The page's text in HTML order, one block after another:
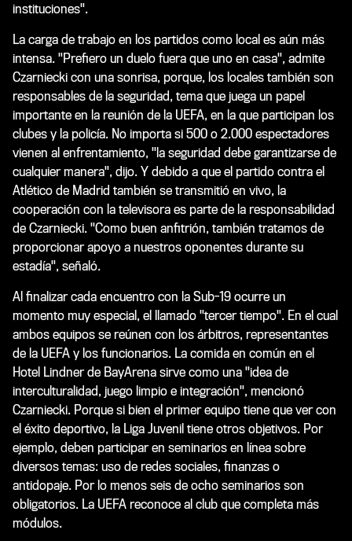
instituciones".
La carga de trabajo en los partidos como local es aún más
intensa. "Prefiero un duelo fuera que uno en casa", admite
Czarniecki con una sonrisa, porque, los locales también son
responsables de la seguridad, tema que juega un papel
importante en la reunión de la UEFA, en la que participan los
clubes y la policía. No importa si 500 o 2.000 espectadores
vienen al enfrentamiento, "la seguridad debe garantizarse de
cualquier manera", dijo. Y debido a que el partido contra el
Atlético de Madrid también se transmitió en vivo, la
cooperación con la televisora es parte de la responsabilidad
de Czarniecki. "Como buen anfitrión, también tratamos de
proporcionar apoyo a nuestros oponentes durante su
estadía", señaló.
Al finalizar cada encuentro con la Sub-19 ocurre un
momento muy especial, el llamado "tercer tiempo". En el cual
ambos equipos se reúnen con los árbitros, representantes
de la UEFA y los funcionarios. La comida en común en el
Hotel Lindner de BayArena sirve como una "idea de
interculturalidad, juego limpio e integración", mencionó
Czarniecki. Porque si bien el primer equipo tiene que ver con
el éxito deportivo, la Liga Juvenil tiene otros objetivos. Por
ejemplo, deben participar en seminarios en línea sobre
diversos temas: uso de redes sociales, finanzas o
antidopaje. Por lo menos seis de ocho seminarios son
obligatorios. La UEFA reconoce al club que completa más
módulos.